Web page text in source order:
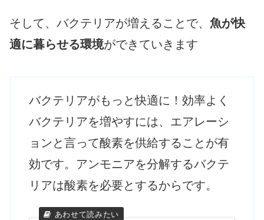
そして、バクテリアが増えることで、 魚が快
適に暮らせる環境ができていきます
バクテリアがもっと快適に！効率よく
バクテリアを増やすには、エアレーシ
ョンと言って酸素を供給することが有
効です。アンモニアを分解するバクテ
リアは酸素を必要とするからです。